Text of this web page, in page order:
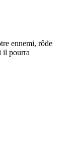
ennemi, rôde
il pourra